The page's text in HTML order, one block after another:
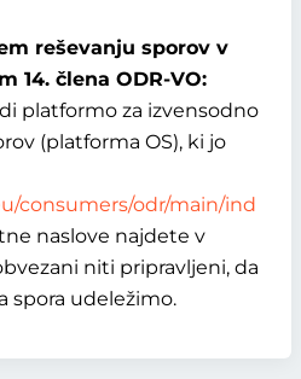
reševanju sporov v
14. člena ODR-VO:
platformo za izvensodno
(platforma OS), ki jo
consumers/odr/main/ind
naslove najdete v
niti pripravljeni, da
spora udeležimo.